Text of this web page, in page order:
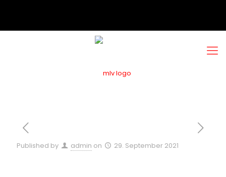
Published by admin on 29. September 2021